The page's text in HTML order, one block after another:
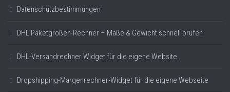
Datenschutzbestimmungen
DHL Paketgrößen-Rechner – Maße & Gewicht schnell prüfen
DHL-Versandrechner Widget für die eigene Website.
Dropshipping-Margenrechner-Widget für die eigene Webseite